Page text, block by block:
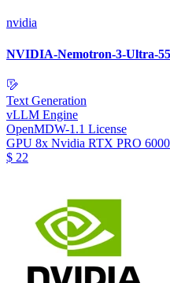
nvidia
NVIDIA-Nemotron-3-Ultra-
Text Generation
vLLM Engine
OpenMDW-1.1 License
GPU 8x Nvidia RTX PRO
$ 22